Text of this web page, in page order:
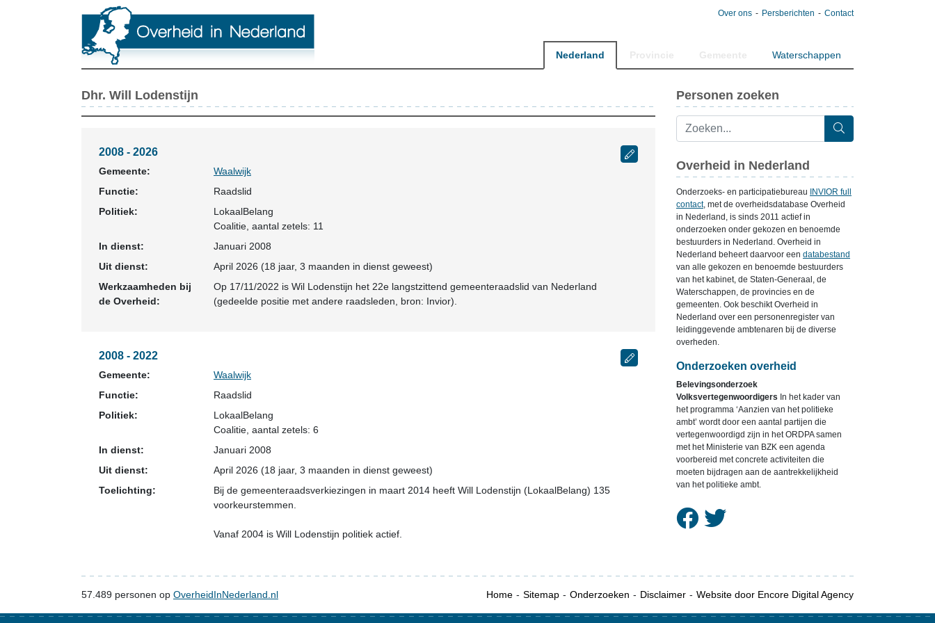
Over ons Persberichten Contact
Nederland Waterschappen
Dhr. Will Lodenstijn
2008 - 2026
Gemeente:
Waalwijk
Functie:
Raadslid
Politiek:
LokaalBelang
Coalitie , aantal zetels: 11
In dienst:
Januari 2008
Uit dienst:
April 2026 (18 jaar, 3 maanden in dienst geweest)
Werkzaamheden bij
de Overheid:
Op 17/11/2022 is Wil Lodenstijn het 22e langstzittend gemeenteraadslid van Nederland
(gedeelde positie met andere raadsleden, bron: Invior).
2008 - 2022
Gemeente:
Waalwijk
Functie:
Raadslid
Politiek:
LokaalBelang
Coalitie , aantal zetels: 6
In dienst:
Januari 2008
Uit dienst:
April 2026 (18 jaar, 3 maanden in dienst geweest)
Toelichting:
Bij de gemeenteraadsverkiezingen in maart 2014 heeft Will Lodenstijn (LokaalBelang) 135
voorkeurstemmen.
Vanaf 2004 is Will Lodenstijn politiek actief.
Personen zoeken
Overheid in Nederland
Onderzoeks- en participatiebureau
INVIOR full
contact, met de overheidsdatabase Overheid
in Nederland, is sinds 2011 actief in
onderzoeken onder gekozen en benoemde
bestuurders in Nederland. Overheid in
Nederland beheert daarvoor een databestand
van alle gekozen en benoemde bestuurders
van het kabinet, de Staten-Generaal, de
Waterschappen, de provincies en de
gemeenten. Ook beschikt Overheid in
Nederland over een personenregister van
leidinggevende ambtenaren bij de diverse
overheden.
Onderzoeken overheid
Belevingsonderzoek
Volksvertegenwoordigers In het kader van
het programma ‘Aanzien van het politieke
ambt’ wordt door een aantal partijen die
vertegenwoordigd zijn in het ORDPA samen
met het Ministerie van BZK een agenda
voorbereid met concrete activiteiten die
moeten bijdragen aan de aantrekkelijkheid
van het politieke ambt.
57.489 personen op OverheidInNederland.nl Home Sitemap Onderzoeken Disclaimer Website door Encore Digital Agency